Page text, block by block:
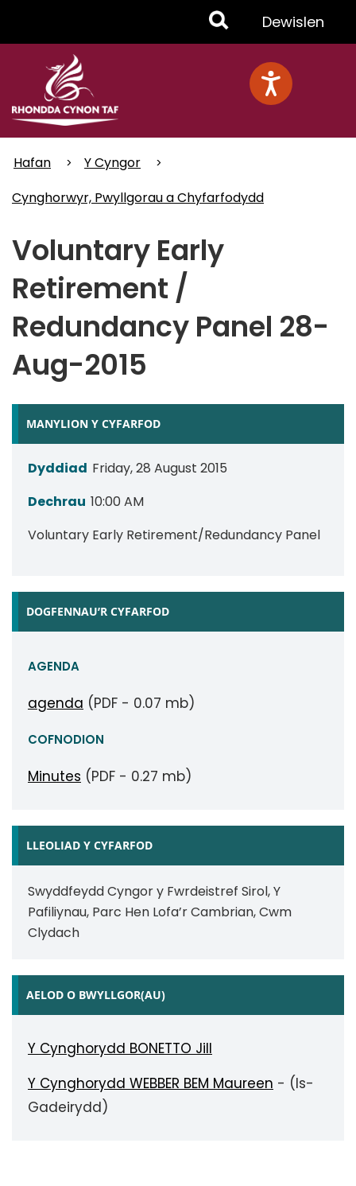
Toggle
Menu
Dewislen
Hafan
Y Cyngor
Cynghorwyr, Pwyllgorau a Chyfarfodydd
Voluntary Early
Retirement /
Redundancy Panel 28-
Aug-2015
MANYLION Y CYFARFOD
Dyddiad Friday, 28 August 2015
Dechrau 10:00 AM
Voluntary Early Retirement/Redundancy Panel
DOGFENNAU’R CYFARFOD
AGENDA
agenda (PDF - 0.07 mb)
COFNODION
Minutes (PDF - 0.27 mb)
LLEOLIAD Y CYFARFOD
Swyddfeydd Cyngor y Fwrdeistref Sirol, Y
Pafiliynau, Parc Hen Lofa’r Cambrian, Cwm
Clydach
AELOD O BWYLLGOR(AU)
Y Cynghorydd BONETTO Jill
Y Cynghorydd WEBBER BEM Maureen - (Is-
Gadeirydd)